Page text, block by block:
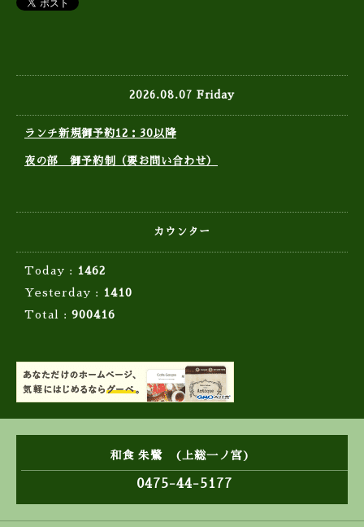
2026.08.07 Friday
ランチ新規御予約12：30以降
夜の部 御予約制（要お問い合わせ）
カウンター
Today :
1462
Yesterday :
1410
Total : 900416
和食 朱鷺 (上総一ノ宮)
0475-44-5177